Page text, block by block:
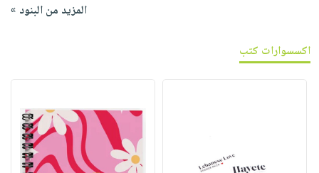
المزيد من البنود »
اكسسوارات كتب